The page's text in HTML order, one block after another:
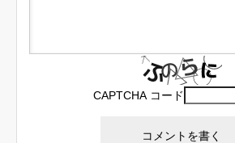
CAPTCHA コード